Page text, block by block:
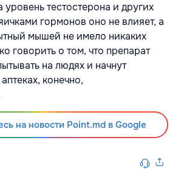
тестостерона и других
гормонов оно не влияет, а
мышей не имело никаких
говорить о том, что препарат
на людях и начнут
конечно,
на новости Point.md в Google